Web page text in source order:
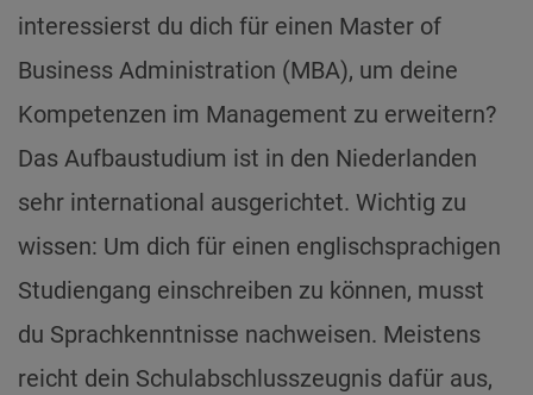
interessierst du dich für einen Master of
Business Administration (MBA), um deine
Kompetenzen im Management zu erweitern?
Das Aufbaustudium ist in den Niederlanden
sehr international ausgerichtet. Wichtig zu
wissen: Um dich für einen englischsprachigen
Studiengang einschreiben zu können, musst
du Sprachkenntnisse nachweisen. Meistens
reicht dein Schulabschlusszeugnis dafür aus,